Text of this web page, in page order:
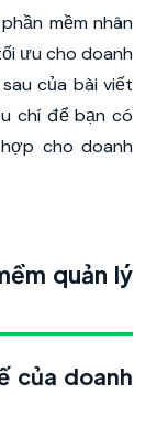
mềm nhân
ưu cho doanh
của bài viết
chí để bạn có
cho doanh
quản lý
của doanh